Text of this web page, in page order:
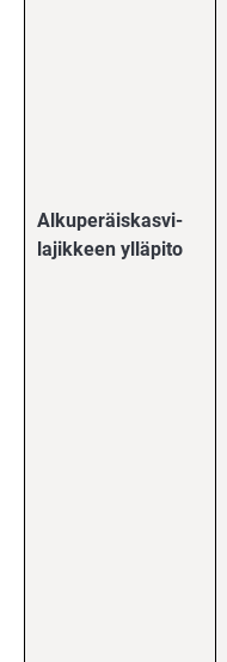
Alkuperäiskasvi-
lajikkeen ylläpito